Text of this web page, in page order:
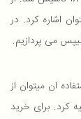
اشاره کرد. در
می پردازیم.
ان میتوان از
کرد. برای خرید